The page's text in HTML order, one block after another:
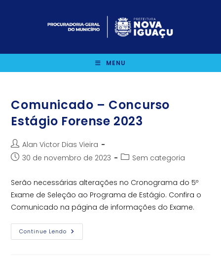
MENU
Comunicado – Concurso
Estágio Forense 2023
Autor
do
post:
Alan Victor Dias Vieira
Post30 de novembro de 2023
Categoria
Sem categoria
Serão necessárias alterações no Cronograma do 5º
Exame de Seleção ao Programa de Estágio. Confira o
Comunicado na página de informações do Exame.
Continue Lendo Comunicado
–